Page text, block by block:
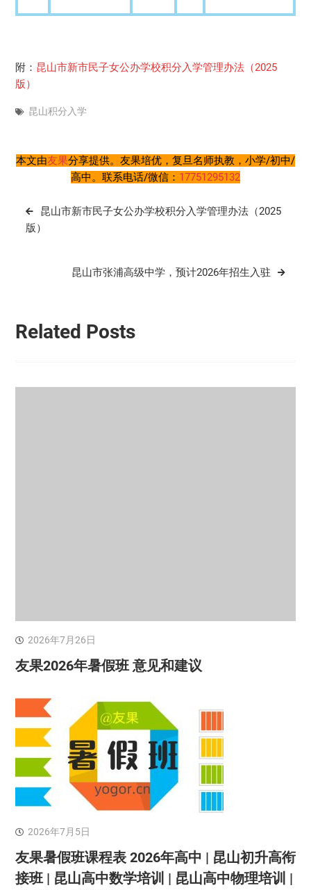
附： 昆山市新市民子女公办学校积分入学管理办法（2025
版）
昆山积分入学
本文由友果分享提供。友果培优，复旦名师执教，小学/初中/
高中。联系电话/微信： 17751295132
文
章
昆山市新市民子女公办学校积分入学管理办法（2025
版）
昆山市张浦高级中学，预计2026年招生入驻
Related Posts
2026年7月26日
友果2026年暑假班 意见和建议
2026年7月5日
友果暑假班课程表 2026年高中 | 昆山初升高衔
接班 | 昆山高中数学培训 | 昆山高中物理培训 |